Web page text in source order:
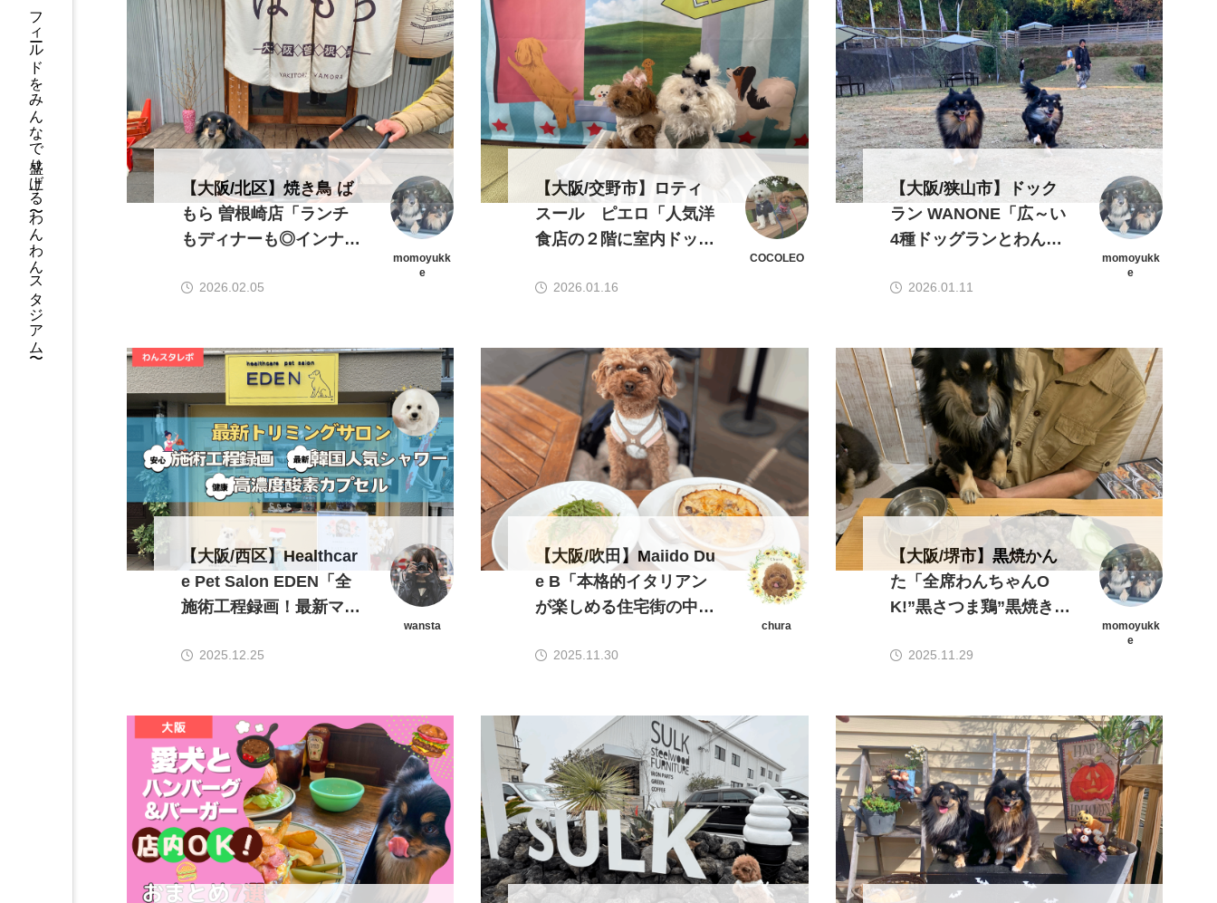
フィールドをみんなで盛り上げる 〜わんわんスタジアム〜
【大阪/北区】焼き鳥 ば
もら 曽根崎店「ランチ
もディナーも◎インナー
K！」
momoyukk
e
2026.02.05
【大阪/交野市】ロティ
スール ピエロ「人気洋
食店の２階に室内ドッグ
オープン！」
COCOLEO
2026.01.16
【大阪/狭山市】ドック
ラン WANONE「広～い
4種ドッグランとわんこ
ビッグカフェ」
momoyukk
e
2026.01.11
【大阪/西区】Healthcar
e Pet Salon EDEN「全
施術工程録画！最新マシ
リミングサロン」
wansta
2025.12.25
【大阪/吹田】Maiido Du
e B「本格的イタリアン
が楽しめる住宅街の中に
⭐︎」
chura
2025.11.30
【大阪/堺市】黒焼かん
た「全席わんちゃんO
K!”黒さつま鶏”黒焼き専
トあり」
momoyukk
e
2025.11.29